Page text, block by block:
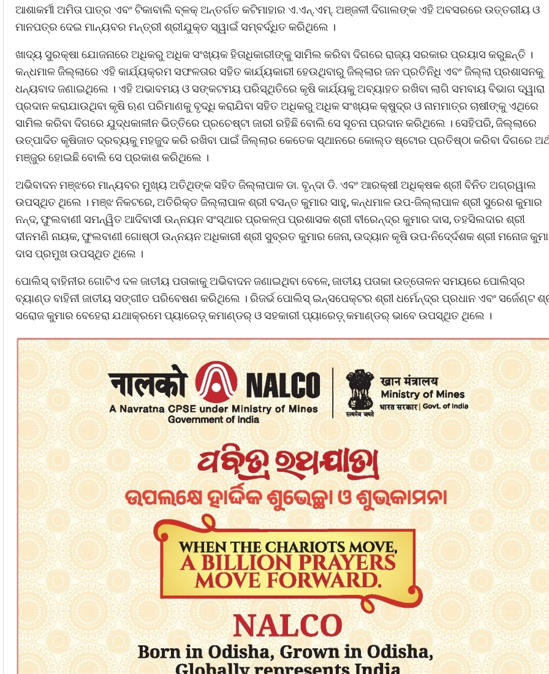
ଆଶାକର୍ମୀ ଅମିତା ପାତ୍ର ଏବଂ ଟିକାବାଲି ବ୍ଳକ୍ ଅନ୍ତର୍ଗତ କଟିମାହାର ଏ.ଏନ୍.ଏମ୍. ଅଞ୍ଜଳୀ ଦିଗାଲଙ୍କ ଏହି ଅବସରରେ ଉତ୍ତରୀୟ ଓ
ମାନପତ୍ର ଦେଇ ମାନ୍ୟବର ମନ୍ତ୍ରୀ ଶ୍ରୀଯୁକ୍ତ ସ୍ୱାଇଁ ସମ୍ବର୍ଦ୍ଧିତ କରିଥିଲେ ।
ଖାଦ୍ୟ ସୁରକ୍ଷା ଯୋଜନାରେ ଅଧିକରୁ ଅଧିକ ସଂଖ୍ୟକ ହିତାଧିକାରୀଙ୍କୁ ସାମିଲ କରିବା ଦିଗରେ ରାଜ୍ୟ ସରକାର ପ୍ରୟାସ କରୁଛନ୍ତି ।
କନ୍ଧମାଳ ଜିଲ୍ଲାରେ ଏହି କାର୍ଯ୍ୟକ୍ରମ ସଫଳତାର ସହିତ କାର୍ଯ୍ୟକାରୀ ହେଉଥିବାରୁ ଜିଲ୍ଲାର ଜନ ପ୍ରତିନିଧି ଏବଂ ଜିଲ୍ଲା ପ୍ରଶାସନକୁ
ଧନ୍ୟବାଦ ଜଣାଇଥିଲେ । ଏହି ଅଭାବମୟ ଓ ସଙ୍କଟମୟ ପରିସ୍ଥିତିରେ କୃଷି କାର୍ଯ୍ୟକୁ ଅବ୍ୟାହତ ରଖିବା ଲାଗି ସମବାୟ ବିଭାଗ ଦ୍ୱାରା
ପ୍ରଦାନ କରାଯାଉଥିବା କୃଷି ଋଣ ପରିମାଣକୁ ବୃଦ୍ଧି କରାଯିବା ସହିତ ଅଧିକରୁ ଅଧିକ ସଂଖ୍ୟକ କ୍ଷୁଦ୍ର ଓ ନାମମାତ୍ର ଚାଷୀଙ୍କୁ ଏଥିରେ
ସାମିଲ କରିବା ଦିଗରେ ଯୁଦ୍ଧକାଳୀନ ଭିତ୍ତିରେ ପ୍ରଚେଷ୍ଟା ଜାରୀ ରହିଛି ବୋଲି ସେ ସୂଚନା ପ୍ରଦାନ କରିଥିଲେ । ସେହିପରି, ଜିଲ୍ଲାରେ
ଉତ୍ପାଦିତ କୃଷିଜାତ ଦ୍ରବ୍ୟକୁ ମହଜୁଦ କରି ରଖିବା ପାଇଁ ଜିଲ୍ଲାର କେତେକ ସ୍ଥାନରେ କୋଲ୍ଡ ଷ୍ଟୋର ପ୍ରତିଷ୍ଠା କରିବା ଦିଗରେ
ମଞ୍ଜୁର ହୋଇଛି ବୋଲି ସେ ପ୍ରକାଶ କରିଥିଲେ ।
ଅଭିବାଦନ ମଞ୍ଝରେ ମାନ୍ୟବର ମୁଖ୍ୟ ଅତିଥିଙ୍କ ସହିତ ଜିଲ୍ଲାପାଳ ଡା. ବୃନ୍ଦା ଡି. ଏବଂ ଆରକ୍ଷୀ ଅଧିକ୍ଷକ ଶ୍ରୀ ବିନିତ ଅଗ୍ରୱାଲ
ଉପସ୍ଥିତ ଥିଲେ । ମଞ୍ଝ ନିକଟରେ, ଅତିରିକ୍ତ ଜିଲ୍ଲାପାଳ ଶ୍ରୀ ବସନ୍ତ କୁମାର ସାହୁ, କନ୍ଧମାଳ ଉପ-ଜିଲ୍ଲାପାଳ ଶ୍ରୀ ସୁରେଶ କୁମାର
ନନ୍ଦ, ଫୁଲବାଣୀ ସମନ୍ୱିତ ଆଦିବାସୀ ଉନ୍ନୟନ ସଂସ୍ଥାର ପ୍ରକଳ୍ପ ପ୍ରଶାସକ ଶ୍ରୀ ବୀରେନ୍ଦ୍ର କୁମାର ଦାସ, ତହସିଲଦାର ଶ୍ରୀ
ଦୀନମଣି ନାୟକ, ଫୁଲବାଣୀ ଗୋଷ୍ଠୀ ଉନ୍ନୟନ ଅଧିକାରୀ ଶ୍ରୀ ସୁବ୍ରତ କୁମାର ଜେନା, ଉଦ୍ୟାନ କୃଷି ଉପ-ନିଦେ୍ର୍ଦଶକ ଶ୍ରୀ ମନୋଜ
ଦାସ ପ୍ରମୁଖ ଉପସ୍ଥିତ ଥିଲେ ।
ପୋଲିସ୍ ବାହିନୀର ଗୋଟିଏ ଦଳ ଜାତୀୟ ପତାକାକୁ ଅଭିବାଦନ ଜଣାଇଥିବା ବେଳେ, ଜାତୀୟ ପତାକା ଉତ୍ତୋଳନ ସମୟରେ ପୋଲିସ୍ର
ବ୍ୟାଣ୍ଡ ବାହିନୀ ଜାତୀୟ ସଙ୍ଗୀତ ପରିବେଷଣ କରିଥିଲେ । ରିଜର୍ଭ ପୋଲିସ୍ ଇନ୍ସପେକ୍ଟର ଶ୍ରୀ ଧର୍ମେନ୍ଦ୍ର ପ୍ରଧାନ ଏବଂ ସର୍ଜେଣ୍ଟ
ସରୋଜ କୁମାର ବେହେରା ଯଥାକ୍ରମେ ପ୍ୟାରେଡ଼୍ କମାଣ୍ଡର୍ ଓ ସହକାରୀ ପ୍ୟାରେଡ଼୍ କମାଣ୍ଡର୍ ଭାବେ ଉପସ୍ଥିତ ଥିଲେ ।